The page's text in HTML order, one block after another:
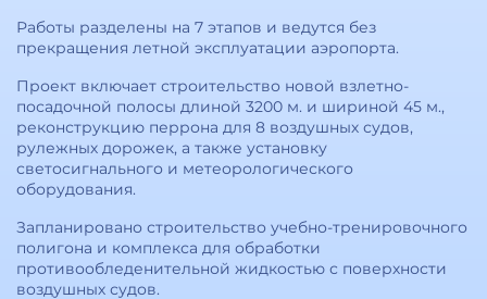
Работы разделены на 7 этапов и ведутся без
прекращения летной эксплуатации аэропорта.
Проект включает строительство новой взлетно-
посадочной полосы длиной 3200 м. и шириной 45 м.,
реконструкцию перрона для 8 воздушных судов,
рулежных дорожек, а также установку
светосигнального и метеорологического
оборудования.
Запланировано строительство учебно-тренировочного
полигона и комплекса для обработки
противообледенительной жидкостью с поверхности
воздушных судов.